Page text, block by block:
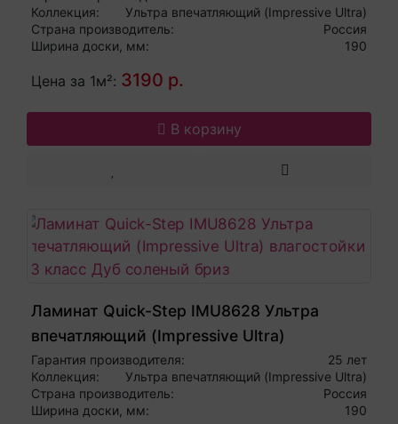
Коллекция:
Ультра впечатляющий (Impressive Ultra)
Страна производитель:
Россия
Ширина доски, мм:
190
Цена за 1м²: 3190 р.
В корзину
Ламинат Quick-Step IMU8628 Ультра
впечатляющий (Impressive Ultra)
влагостойкий 33 класс Дуб соленый бриз
Гарантия производителя:
25 лет
Коллекция:
Ультра впечатляющий (Impressive Ultra)
Страна производитель:
Россия
Ширина доски, мм:
190